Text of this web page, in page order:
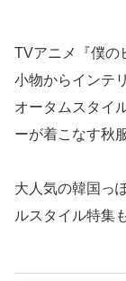
TVアニメ『僕の
小物からインテ
オータムスタイ
ーが着こなす秋
大人気の韓国っ
ルスタイル特集